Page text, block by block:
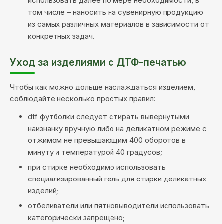
том числе – наносить на сувенирную продукцию
из самых различных материалов в зависимости от
конкретных задач.
Уход за изделиями с ДТФ-печатью
Чтобы как можно дольше наслаждаться изделием,
соблюдайте несколько простых правил:
dtf футболки следует стирать вывернутыми
наизнанку вручную либо на деликатном режиме с
отжимом не превышающим 400 оборотов в
минуту и температурой 40 градусов;
при стирке необходимо использовать
специализированный гель для стирки деликатных
изделий;
отбеливатели или пятновыводители использовать
категорически запрещено;